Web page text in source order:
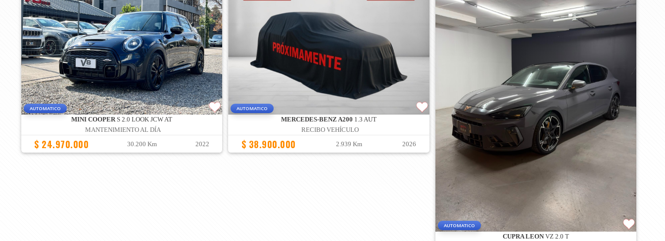
AUTOMATICO
MINI COOPERS 2.0 LOOK JCW AT
MANTENIMIENTO AL DÍA
$ 24.970.000 30.200 Km 2022
AUTOMATICO
MERCEDES-BENZ A200 1.3 AUT
RECIBO VEHÍCULO
$ 38.900.000 2.939 Km 2026
AUTOMATICO
CUPRA LEONVZ 2.0 T